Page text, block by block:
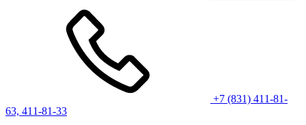
+7 (831) 411-81-
63, 411-81-33